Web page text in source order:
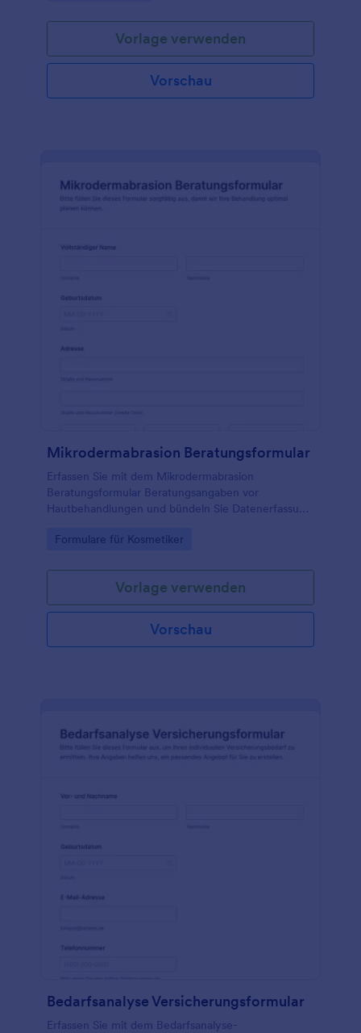
Vorlage verwenden
Vorschau
Mikrodermabrasion Beratungsformular
Erfassen Sie mit dem Mikrodermabrasion
Beratungsformular Beratungsangaben vor
Hautbehandlungen und bündeln Sie Datenerfassung
Kosmetikstudios und Hautpflegepraxen.
Go to Category:
Formulare für Kosmetiker
Vorlage verwenden
Vorschau
Bedarfsanalyse Versicherungsformular
Erfassen Sie mit dem Bedarfsanalyse-